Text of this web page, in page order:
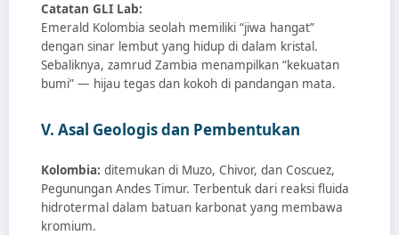
Catatan GLI Lab:
Emerald Kolombia seolah memiliki “jiwa hangat”
dengan sinar lembut yang hidup di dalam kristal.
Sebaliknya, zamrud Zambia menampilkan “kekuatan
bumi” — hijau tegas dan kokoh di pandangan mata.
V. Asal Geologis dan Pembentukan
Kolombia: ditemukan di Muzo, Chivor, dan Coscuez,
Pegunungan Andes Timur. Terbentuk dari reaksi fluida
hidrotermal dalam batuan karbonat yang membawa
kromium.